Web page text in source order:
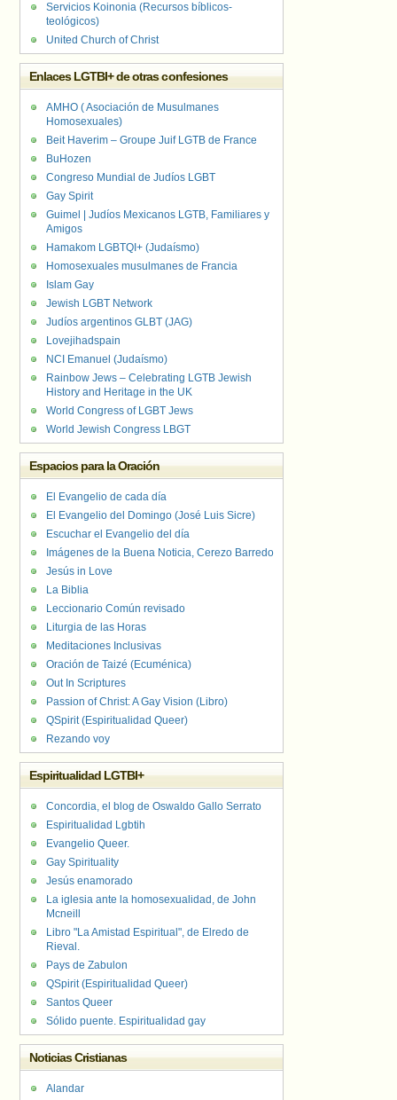
Servicios Koinonia (Recursos bíblicos-
teológicos)
United Church of Christ
Enlaces LGTBI+ de otras confesiones
AMHO ( Asociación de Musulmanes
Homosexuales)
Beit Haverim – Groupe Juif LGTB de France
BuHozen
Congreso Mundial de Judíos LGBT
Gay Spirit
Guimel | Judíos Mexicanos LGTB, Familiares y
Amigos
Hamakom LGBTQI+ (Judaísmo)
Homosexuales musulmanes de Francia
Islam Gay
Jewish LGBT Network
Judíos argentinos GLBT (JAG)
Lovejihadspain
NCI Emanuel (Judaísmo)
Rainbow Jews – Celebrating LGTB Jewish
History and Heritage in the UK
World Congress of LGBT Jews
World Jewish Congress LBGT
Espacios para la Oración
El Evangelio de cada día
El Evangelio del Domingo (José Luis Sicre)
Escuchar el Evangelio del día
Imágenes de la Buena Noticia, Cerezo Barredo
Jesús in Love
La Biblia
Leccionario Común revisado
Liturgia de las Horas
Meditaciones Inclusivas
Oración de Taizé (Ecuménica)
Out In Scriptures
Passion of Christ: A Gay Vision (Libro)
QSpirit (Espiritualidad Queer)
Rezando voy
Espiritualidad LGTBI+
Concordia, el blog de Oswaldo Gallo Serrato
Espiritualidad Lgbtih
Evangelio Queer.
Gay Spirituality
Jesús enamorado
La iglesia ante la homosexualidad, de John
Mcneill
Libro "La Amistad Espiritual", de Elredo de
Rieval.
Pays de Zabulon
QSpirit (Espiritualidad Queer)
Santos Queer
Sólido puente. Espiritualidad gay
Noticias Cristianas
Alandar